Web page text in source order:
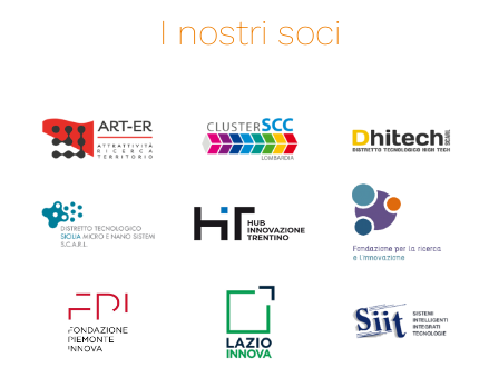
I nostri soci